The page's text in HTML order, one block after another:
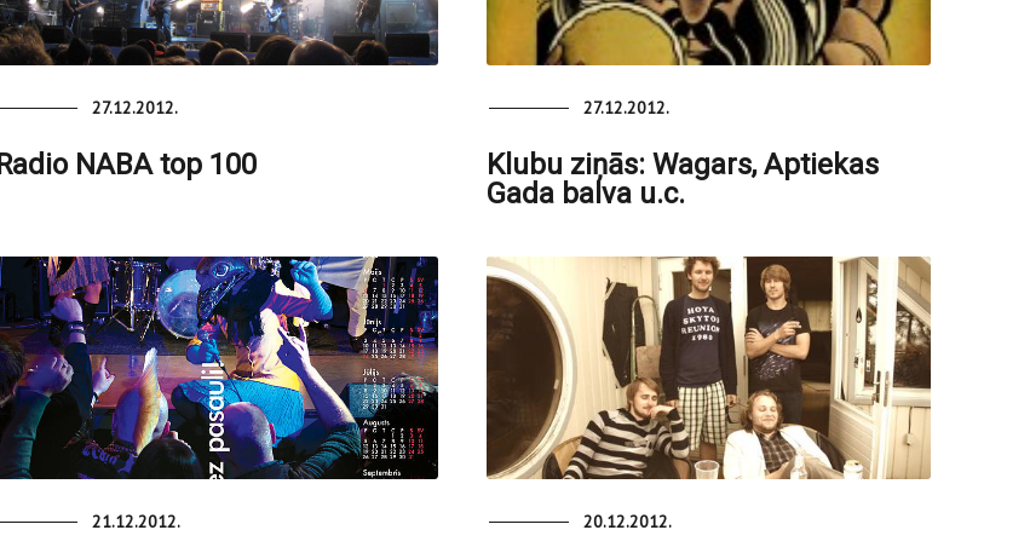
27.12.2012.
Radio NABA top 100
27.12.2012.
Klubu ziņās: Wagars, Aptiekas
Gada balva u.c.
21.12.2012. 20.12.2012.